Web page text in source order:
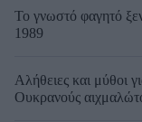
Το γνωστό φαγητό
1989
Αλήθειες και μύθοι
Ουκρανούς